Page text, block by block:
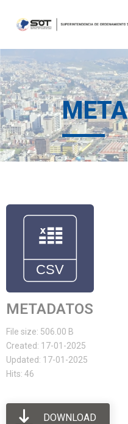
METADATOS
File size: 506.00 B
Created: 17-01-2025
Updated: 17-01-2025
Hits: 46
DOWNLOAD